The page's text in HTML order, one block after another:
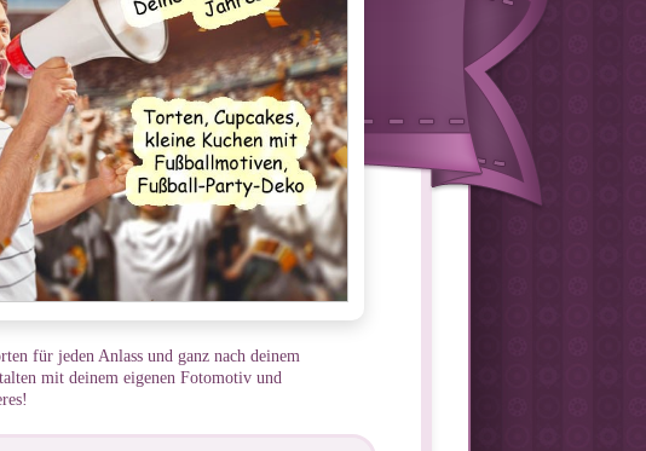
für jeden Anlass und ganz nach deinem
mit deinem eigenen Fotomotiv und